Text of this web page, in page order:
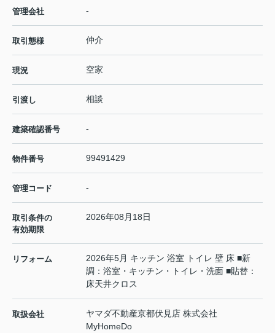
管理会社 -
取引態様 仲介
現況 空家
引渡し 相談
建築確認番号 -
物件番号 99491429
管理コード -
取引条件の
有効期限
2026年08月18日
リフォーム
2026年5月 キッチン 浴室 トイレ 壁 床 ■新
調：浴室・キッチン・トイレ・洗面 ■貼替：
床天井クロス
取扱会社
ヤマダ不動産京都伏見店 株式会社
MyHomeDo